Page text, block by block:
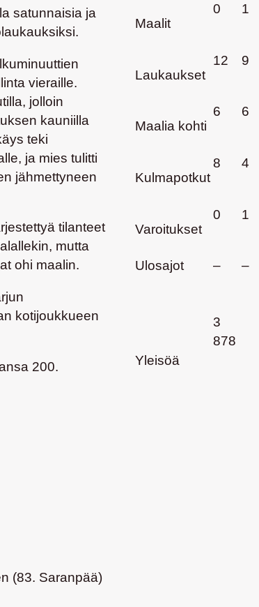
satunnaisia ja
vieraille.
jolloin
kauniilla
teki
ja mies tulitti
jähmettyneen
tilanteet
mutta
ohi maalin.
kotijoukkueen
200.
Maalit
0 1
Laukaukset
12 9
Maalia kohti
6 6
Kulmapotkut
8 4
Varoitukset
0 1
Ulosajot – –
Yleisöä
3
878
(83. Saranpää)